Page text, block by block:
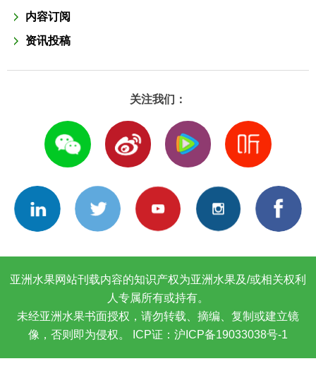
内容订阅
资讯投稿
关注我们：
亚洲水果网站刊载内容的知识产权为亚洲水果及/或相关权利
人专属所有或持有。
未经亚洲水果书面授权，请勿转载、摘编、复制或建立镜
像，否则即为侵权。
ICP证：沪ICP备19033038号-1